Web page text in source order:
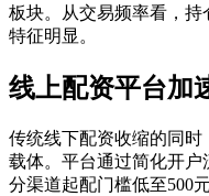
板块。从交易频率看，持
特征明显。
线上配资平台加
传统线下配资收缩的同时
载体。平台通过简化开
分渠道起配门槛低至500